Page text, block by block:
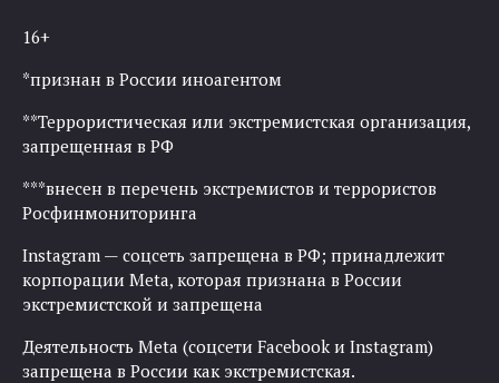
16+
*признан в России иноагентом
**Террористическая или экстремистская организация,
запрещенная в РФ
***внесен в перечень экстремистов и террористов
Росфинмониторинга
Instagram — соцсеть запрещена в РФ; принадлежит
корпорации Meta, которая признана в России
экстремистской и запрещена
Деятельность Meta (соцсети Facebook и Instagram)
запрещена в России как экстремистская.